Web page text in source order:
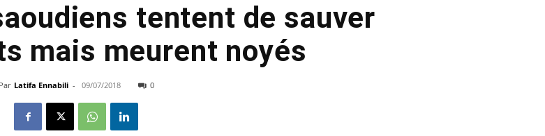
tentent de sauver
mais meurent noyés
Par Latifa Ennabili - 09/07/2018 0